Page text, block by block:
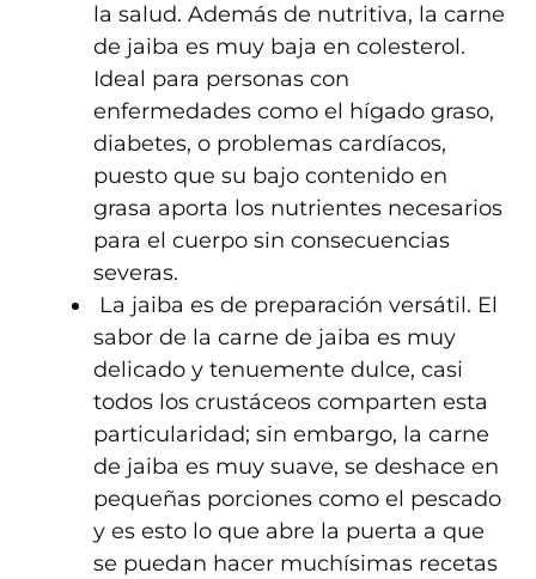
la salud. Además de nutritiva, la carne
de jaiba es muy baja en colesterol.
Ideal para personas con
enfermedades como el hígado graso,
diabetes, o problemas cardíacos,
puesto que su bajo contenido en
grasa aporta los nutrientes necesarios
para el cuerpo sin consecuencias
severas.
La jaiba es de preparación versátil. El
sabor de la carne de jaiba es muy
delicado y tenuemente dulce, casi
todos los crustáceos comparten esta
particularidad; sin embargo, la carne
de jaiba es muy suave, se deshace en
pequeñas porciones como el pescado
y es esto lo que abre la puerta a que
se puedan hacer muchísimas recetas